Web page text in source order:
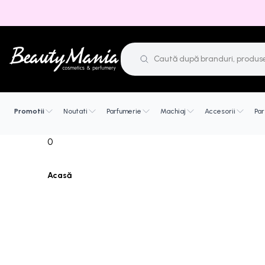
Promotii Noutati Parfumerie Machiaj Accesorii Par
0
Acasă